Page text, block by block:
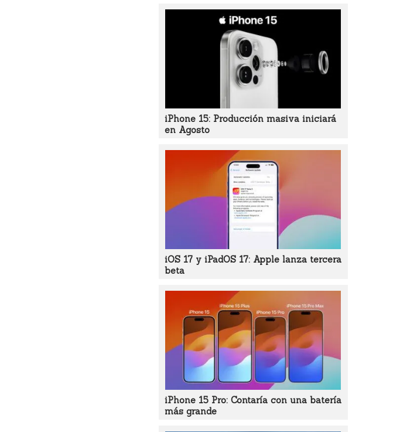
iPhone 15: Producción masiva iniciará
en Agosto
iOS 17 y iPadOS 17: Apple lanza tercera
beta
iPhone 15 Pro: Contaría con una batería
más grande